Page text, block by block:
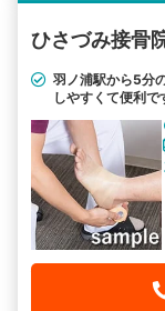
ひさづみ接骨
羽ノ浦駅から5分
しやすくて便利で